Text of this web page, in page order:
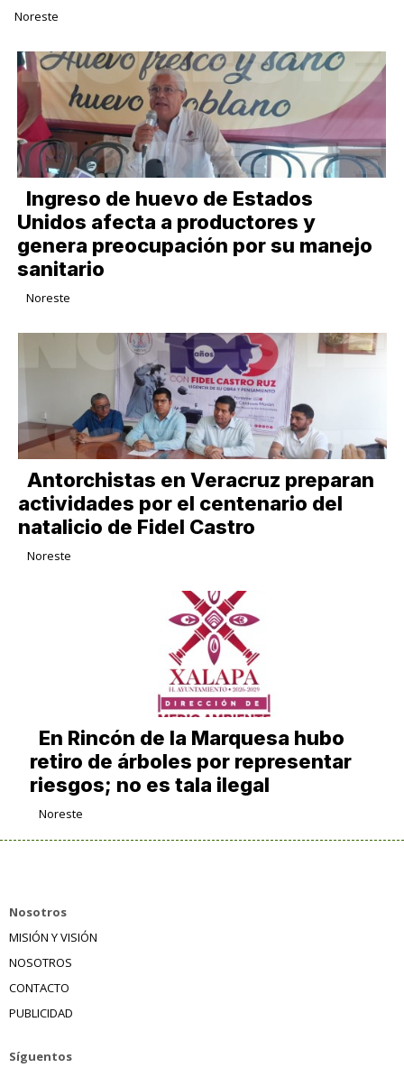
Noreste
Ingreso de huevo de Estados
Unidos afecta a productores y
genera preocupación por su manejo
sanitario
Noreste
Antorchistas en Veracruz preparan
actividades por el centenario del
natalicio de Fidel Castro
Noreste
En Rincón de la Marquesa hubo
retiro de árboles por representar
riesgos; no es tala ilegal
Noreste
Nosotros
MISIÓN Y VISIÓN
NOSOTROS
CONTACTO
PUBLICIDAD
Síguentos